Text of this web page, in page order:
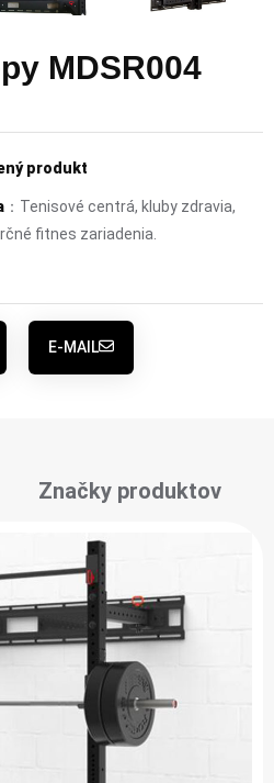
MDSR004
produkt
：Tenisové centrá, kluby zdravia,
fitnes zariadenia.
E-MAIL
Značky produktov